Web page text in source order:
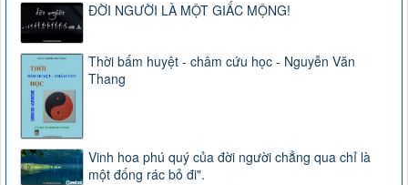
ĐỜI NGƯỜI LÀ MỘT GIẤC MỘNG!
Thời bấm huyệt - châm cứu học - Nguyễn Văn
Thang
Vinh hoa phú quý của đời người chẳng qua chỉ là
một đống rác bỏ đi".